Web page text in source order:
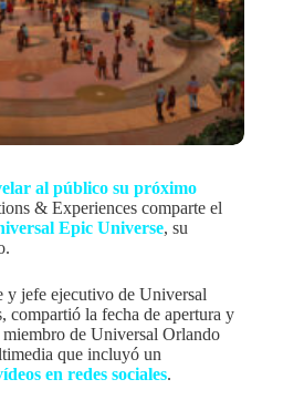
al público su próximo
& Experiences comparte el
Epic Universe, su
y jefe ejecutivo de Universal
compartió la fecha de apertura y
miembro de Universal Orlando
que incluyó un
en redes sociales.